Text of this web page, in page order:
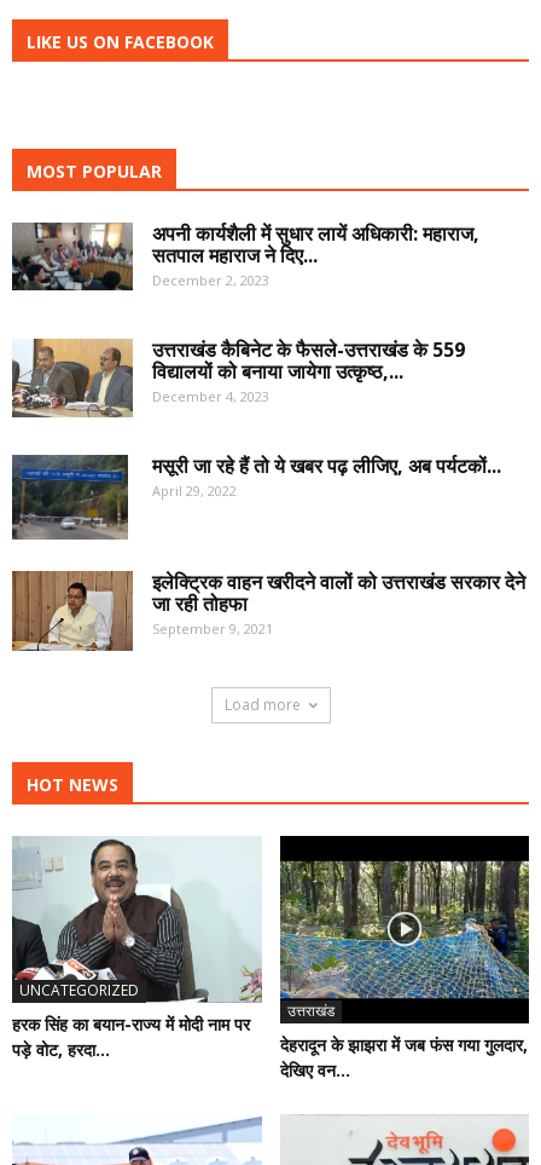
LIKE US ON FACEBOOK
MOST POPULAR
अपनी कार्यशैली में सुधार लायें अधिकारी: महाराज,
सतपाल महाराज ने दिए...
December 2, 2023
उत्तराखंड कैबिनेट के फैसले-उत्तराखंड के 559
विद्यालयों को बनाया जायेगा उत्कृष्ठ,...
December 4, 2023
मसूरी जा रहे हैं तो ये खबर पढ़ लीजिए, अब पर्यटकों...
April 29, 2022
इलेक्ट्रिक वाहन खरीदने वालों को उत्तराखंड सरकार देने
जा रही तोहफा
September 9, 2021
Load more
HOT NEWS
UNCATEGORIZED
हरक सिंह का बयान-राज्य में मोदी नाम पर
पड़े वोट, हरदा...
उत्तराखंड
देहरादून के झाझरा में जब फंस गया गुलदार,
देखिए वन...